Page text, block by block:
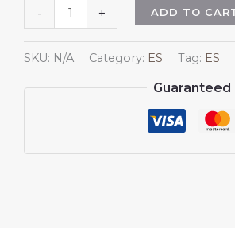
-
de
béisbol
mezclilla
bandera
+ ADD TO
SKU: N/A Category: ES Tag: ES